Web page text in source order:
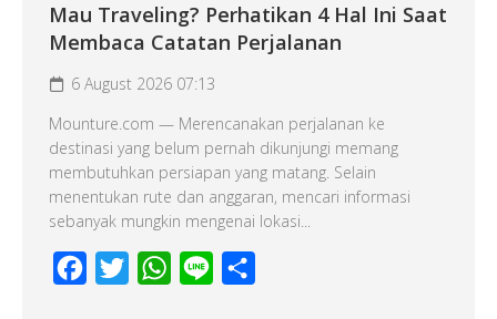
Mau Traveling? Perhatikan 4 Hal Ini Saat
Membaca Catatan Perjalanan
6 August 2026 07:13
Mounture.com — Merencanakan perjalanan ke
destinasi yang belum pernah dikunjungi memang
membutuhkan persiapan yang matang. Selain
menentukan rute dan anggaran, mencari informasi
sebanyak mungkin mengenai lokasi...
Facebook
Twitter WhatsApp
Line